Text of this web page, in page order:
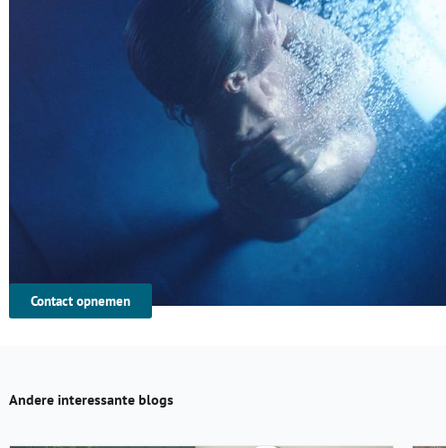
Contact opnemen
Andere interessante blogs